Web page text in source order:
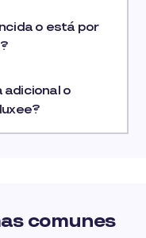
o está por
adicional o
comunes